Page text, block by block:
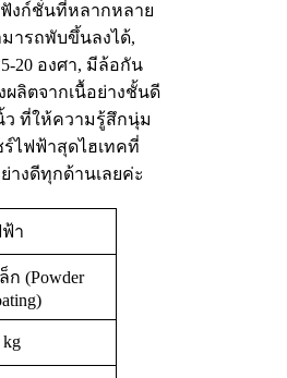
งก์ชั่นที่หลากหลาย
ารถพับขึ้นลงได้,
20 องศา, มีล้อกัน
ผลิตจากเนื้อย่างชั้นดี
ว ที่ให้ความรู้สึกนุ่ม
ไฟฟ้าสุดไฮเทคที่
างดีทุกด้านเลยค่ะ
า
ก (Powder
kg